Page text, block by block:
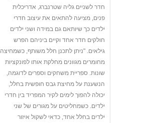
חדר לשניים גליה שטרנברג, אדריכלית
פנים, מציעה להתאים את עיצוב חדרי
ילדים כך שיותאם גם במידה ושני ילדים
חולקים חדר אחד וקיים ביניהם הפרש
גילאים. "ניתן לתכנן חלל משותף, כשמחיצה
מחומרים מגוונים מחלקת אותו לפונקציות
שונות. ספריית משחקים וספרים לדוגמה,
הנשענת על מחיצת גבס חופשית בחלל,
יכולה להפוך לימים לקיר המפריד בין חדרי
ילדים. כשמחליטים על מגורים של שני
ילדים בחלל אחד, כדאי לשקול איזור